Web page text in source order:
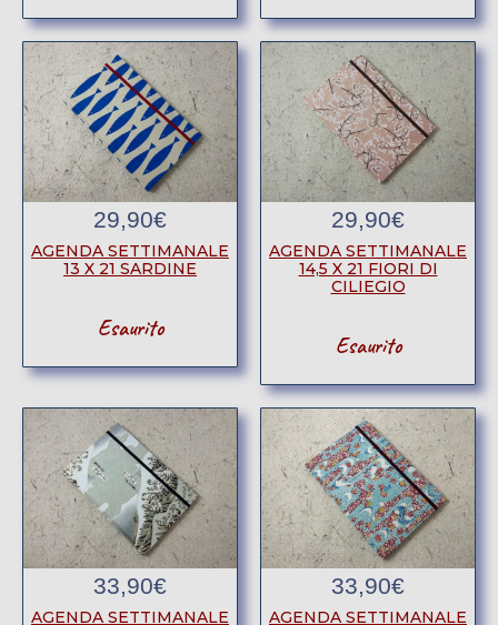
29,90€
AGENDA SETTIMANALE
13 X 21 SARDINE
Esaurito
29,90€
AGENDA SETTIMANALE
14,5 X 21 FIORI DI
CILIEGIO
Esaurito
33,90€
AGENDA SETTIMANALE
33,90€
AGENDA SETTIMANALE